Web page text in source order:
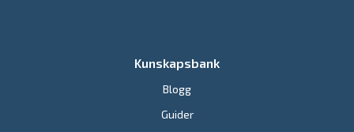
Kunskapsbank
Blogg
Guider